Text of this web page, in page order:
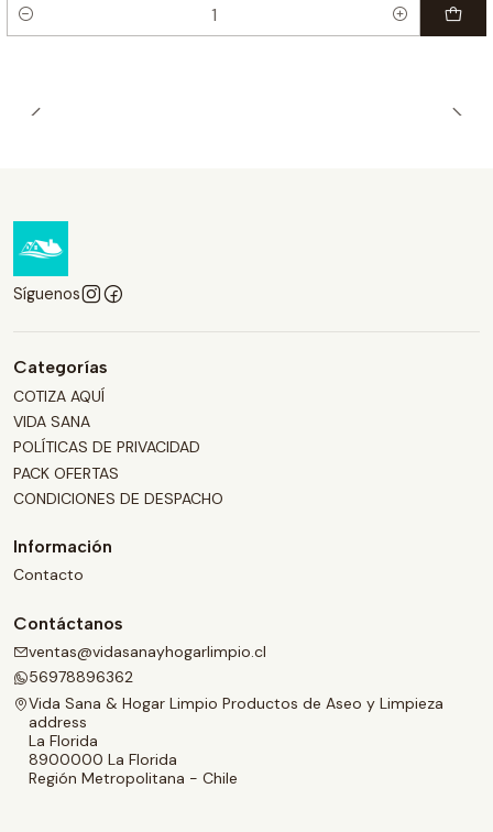
Cantidad
Síguenos
Categorías
COTIZA AQUÍ
VIDA SANA
POLÍTICAS DE PRIVACIDAD
PACK OFERTAS
CONDICIONES DE DESPACHO
Información
Contacto
Contáctanos
ventas@vidasanayhogarlimpio.cl
56978896362
Vida Sana & Hogar Limpio Productos de Aseo y Limpieza
address
La Florida
8900000 La Florida
Región Metropolitana - Chile